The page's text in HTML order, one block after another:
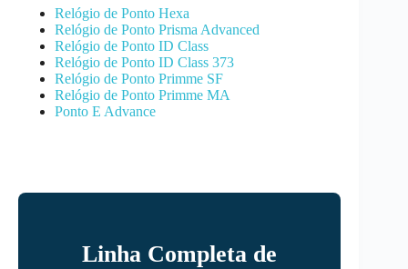
Relógio de Ponto Hexa
Relógio de Ponto Prisma Advanced
Relógio de Ponto ID Class
Relógio de Ponto ID Class 373
Relógio de Ponto Primme SF
Relógio de Ponto Primme MA
Ponto E Advance
Linha Completa de